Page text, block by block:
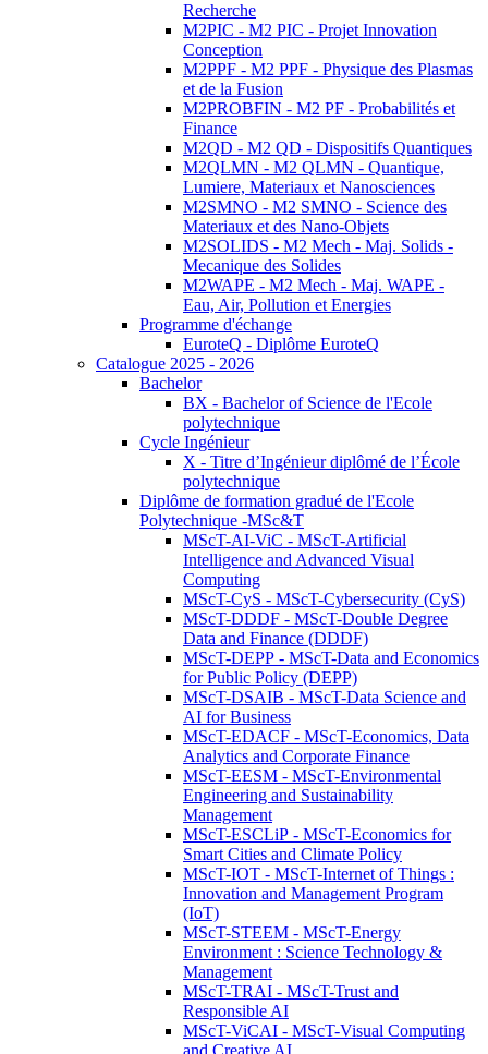
Recherche
M2PIC - M2 PIC - Projet Innovation
Conception
M2PPF - M2 PPF - Physique des Plasmas
et de la Fusion
M2PROBFIN - M2 PF - Probabilités et
Finance
M2QD - M2 QD - Dispositifs Quantiques
M2QLMN - M2 QLMN - Quantique,
Lumiere, Materiaux et Nanosciences
M2SMNO - M2 SMNO - Science des
Materiaux et des Nano-Objets
M2SOLIDS - M2 Mech - Maj. Solids -
Mecanique des Solides
M2WAPE - M2 Mech - Maj. WAPE -
Eau, Air, Pollution et Energies
Programme d'échange
EuroteQ - Diplôme EuroteQ
Catalogue 2025 - 2026
Bachelor
BX - Bachelor of Science de l'Ecole
polytechnique
Cycle Ingénieur
X - Titre d’Ingénieur diplômé de l’École
polytechnique
Diplôme de formation gradué de l'Ecole
Polytechnique -MSc&T
MScT-AI-ViC - MScT-Artificial
Intelligence and Advanced Visual
Computing
MScT-CyS - MScT-Cybersecurity (CyS)
MScT-DDDF - MScT-Double Degree
Data and Finance (DDDF)
MScT-DEPP - MScT-Data and Economics
for Public Policy (DEPP)
MScT-DSAIB - MScT-Data Science and
AI for Business
MScT-EDACF - MScT-Economics, Data
Analytics and Corporate Finance
MScT-EESM - MScT-Environmental
Engineering and Sustainability
Management
MScT-ESCLiP - MScT-Economics for
Smart Cities and Climate Policy
MScT-IOT - MScT-Internet of Things :
Innovation and Management Program
(IoT)
MScT-STEEM - MScT-Energy
Environment : Science Technology &
Management
MScT-TRAI - MScT-Trust and
Responsible AI
MScT-ViCAI - MScT-Visual Computing
and Creative AI